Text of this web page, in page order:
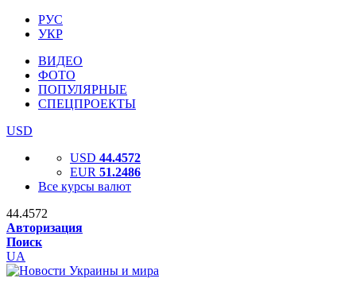
РУС
УКР
ВИДЕО
ФОТО
ПОПУЛЯРНЫЕ
СПЕЦПРОЕКТЫ
USD
USD 44.4572
EUR 51.2486
Все курсы валют
44.4572
Авторизация
Поиск
UA